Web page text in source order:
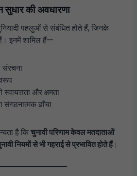
सुधार की अवधारणा
पहलुओं से संबंधित होते हैं, जिनके
इनमें शामिल हैं—
संरचना
और क्षमता
संगठनात्मक ढाँचा
है किचुनावी परिणाम केवल मतदाताओं
नियमों से भी गहराई से प्रभावित होते हैं।